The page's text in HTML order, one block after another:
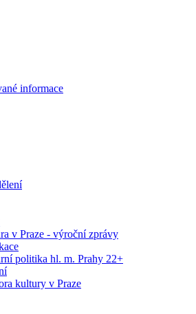
informace
v Praze - výroční zprávy
politika hl. m. Prahy 22+
kultury v Praze